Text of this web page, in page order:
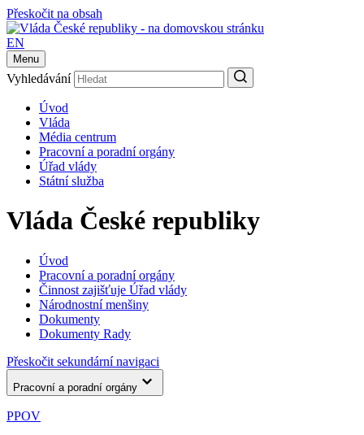
Přeskočit na obsah
EN
Menu
Vyhledávání
Úvod
Vláda
Média centrum
Pracovní a poradní orgány
Úřad vlády
Státní služba
Vláda České republiky
Úvod
Pracovní a poradní orgány
Činnost zajišťuje Úřad vlády
Národnostní menšiny
Dokumenty
Dokumenty Rady
Přeskočit sekundární navigaci
Pracovní a poradní orgány
PPOV